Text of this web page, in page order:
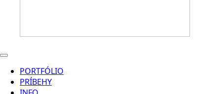
PORTFÓLIO
PRÍBEHY